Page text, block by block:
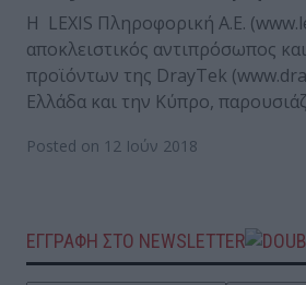
Η LEXIS Πληροφορική Α.Ε.
αποκλειστικός αντιπρόσωπος
προϊόντων της DrayTek
Ελλάδα και την Κύπρο,
Posted on 12 Ιούν 2018
ΕΓΓΡΑΦΗ ΣΤΟ NEWSLETTER